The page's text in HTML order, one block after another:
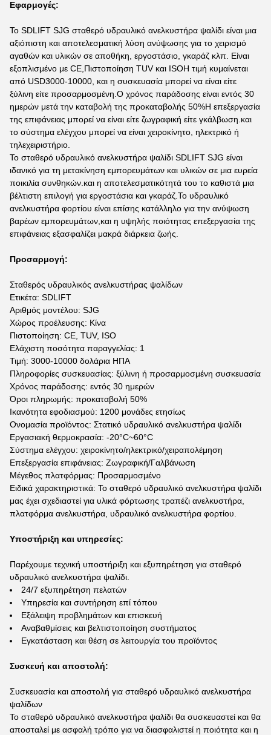
Εφαρμογές:
Το SDLIFT SJG σταθερό υδραυλικό ανελκυστήρα ψαλίδι είναι μια
αξιόπιστη και αποτελεσματική λύση ανύψωσης για το χειρισμό
αγαθών και υλικών σε αποθήκη, εργοστάσιο, γκαράζ κλπ. Είναι
εξοπλισμένο με CE,Πιστοποίηση TUV και ISOΗ τιμή κυμαίνεται
από USD3000-10000, και η συσκευασία μπορεί να είναι είτε
ξύλινη είτε προσαρμοσμένη.Ο χρόνος παράδοσης είναι εντός 30
ημερών μετά την καταβολή της προκαταβολής 50%Η επεξεργασία
της επιφάνειας μπορεί να είναι είτε ζωγραφική είτε γκάλβωση.και
το σύστημα ελέγχου μπορεί να είναι χειροκίνητο, ηλεκτρικό ή
τηλεχειριστήριο.
Το σταθερό υδραυλικό ανελκυστήρα ψαλίδι SDLIFT SJG είναι
ιδανικό για τη μετακίνηση εμπορευμάτων και υλικών σε μια ευρεία
ποικιλία συνθηκών.και η αποτελεσματικότητά του το καθιστά μια
βέλτιστη επιλογή για εργοστάσια και γκαράζ.Το υδραυλικό
ανελκυστήρα φορτίου είναι επίσης κατάλληλο για την ανύψωση
βαρέων εμπορευμάτων,και η υψηλής ποιότητας επεξεργασία της
επιφάνειας εξασφαλίζει μακρά διάρκεια ζωής.
Προσαρμογή:
Σταθερός υδραυλικός ανελκυστήρας ψαλίδων
Ετικέτα: SDLIFT
Αριθμός μοντέλου: SJG
Χώρος προέλευσης: Κίνα
Πιστοποίηση: CE, TUV, ISO
Ελάχιστη ποσότητα παραγγελίας: 1
Τιμή: 3000-10000 δολάρια ΗΠΑ
Πληροφορίες συσκευασίας: ξύλινη ή προσαρμοσμένη συσκευασία
Χρόνος παράδοσης: εντός 30 ημερών
Όροι πληρωμής: προκαταβολή 50%
Ικανότητα εφοδιασμού: 1200 μονάδες ετησίως
Ονομασία προϊόντος: Στατικό υδραυλικό ανελκυστήρα ψαλίδι
Εργασιακή θερμοκρασία: -20°C~60°C
Σύστημα ελέγχου: χειροκίνητο/ηλεκτρικό/χειραπολέμηση
Επεξεργασία επιφάνειας: Ζωγραφική/Γαλβάνωση
Μέγεθος πλατφόρμας: Προσαρμοσμένο
Ειδικά χαρακτηριστικά: Το σταθερό υδραυλικό ανελκυστήρα ψαλίδι
μας έχει σχεδιαστεί για υλικά φόρτωσης τραπέζι ανελκυστήρα,
πλατφόρμα ανελκυστήρα, υδραυλικό ανελκυστήρα φορτίου.
Υποστήριξη και υπηρεσίες:
Παρέχουμε τεχνική υποστήριξη και εξυπηρέτηση για σταθερό
υδραυλικό ανελκυστήρα ψαλίδι.
24/7 εξυπηρέτηση πελατών
Υπηρεσία και συντήρηση επί τόπου
Εξάλειψη προβλημάτων και επισκευή
Αναβαθμίσεις και βελτιστοποίηση συστήματος
Εγκατάσταση και θέση σε λειτουργία του προϊόντος
Συσκευή και αποστολή:
Συσκευασία και αποστολή για σταθερό υδραυλικό ανελκυστήρα
ψαλίδων
Το σταθερό υδραυλικό ανελκυστήρα ψαλίδι θα συσκευαστεί και θα
αποσταλεί με ασφαλή τρόπο για να διασφαλιστεί η ποιότητα και η